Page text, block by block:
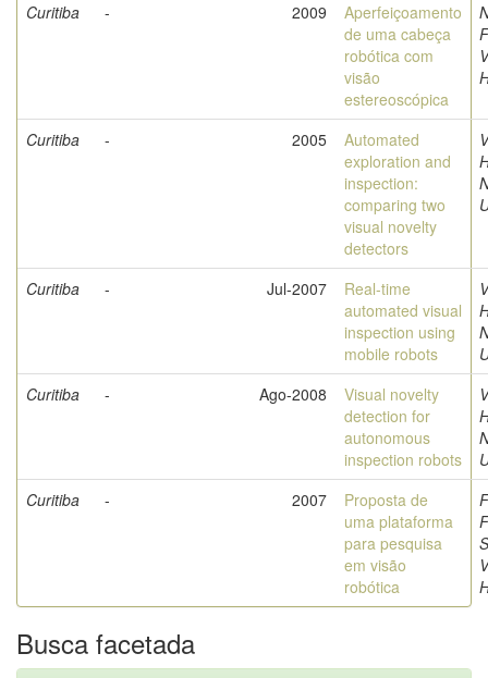
Curitiba
- 2009
Aperfeiçoamento
de uma cabeça
robótica com
visão
estereoscópica
Curitiba - 2005
Automated
exploration and
inspection:
comparing two
visual novelty
detectors
Curitiba - Jul-2007
Real-time
automated visual
inspection using
mobile robots
Curitiba
- Ago-2008
Visual novelty
detection for
autonomous
inspection robots
Curitiba
- 2007
Proposta de
uma plataforma
para pesquisa
em visão
robótica
Busca facetada